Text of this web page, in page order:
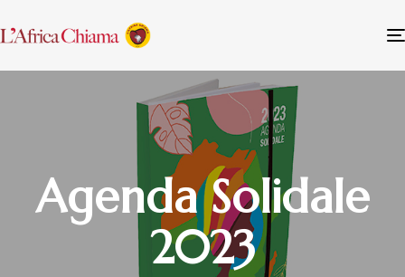
Agenda Solidale
2023